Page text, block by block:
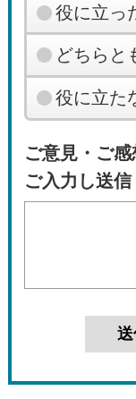
役に立っ
どちらと
役に立た
ご意見・ご
ご入力し送信